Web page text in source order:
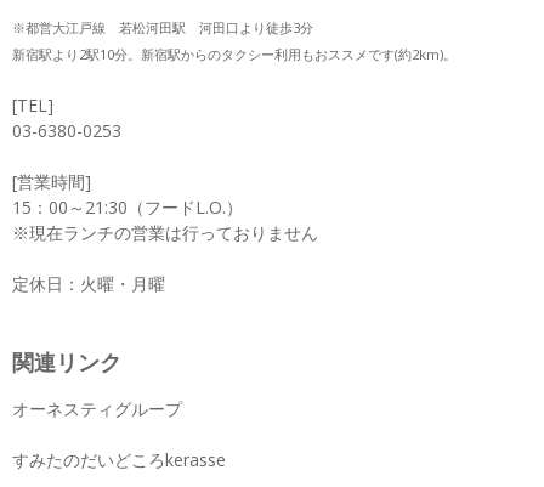
※都営大江戸線 若松河田駅 河田口より徒歩3分
新宿駅より2駅10分。新宿駅からのタクシー利用もおススメです(約2km)。
[TEL]
03-6380-0253
[営業時間]
15：00～21:30（フードL.O.）
※現在ランチの営業は行っておりません
定休日：火曜・月曜
関連リンク
オーネスティグループ
すみたのだいどころkerasse